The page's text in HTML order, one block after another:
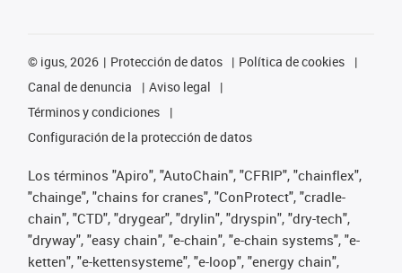
© igus, 2026 Protección de datos
Política de cookies
Canal de denuncia
Aviso legal
Términos y condiciones
Configuración de la protección de datos
Los términos "Apiro", "AutoChain", "CFRIP", "chainflex",
"chainge", "chains for cranes", "ConProtect", "cradle-
chain", "CTD", "drygear", "drylin", "dryspin", "dry-tech",
"dryway", "easy chain", "e-chain", "e-chain systems", "e-
ketten", "e-kettensysteme", "e-loop", "energy chain",